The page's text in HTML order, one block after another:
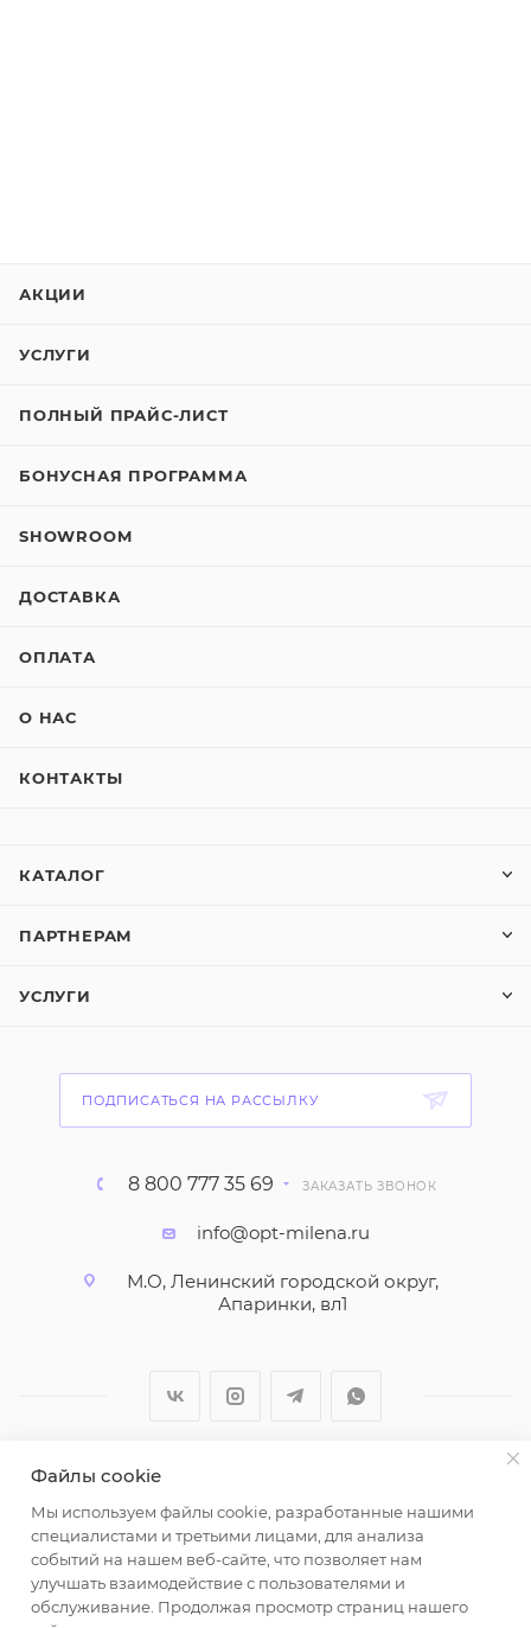
АКЦИИ
УСЛУГИ
ПОЛНЫЙ ПРАЙС-ЛИСТ
БОНУСНАЯ ПРОГРАММА
SHOWROOM
ДОСТАВКА
ОПЛАТА
О НАС
КОНТАКТЫ
КАТАЛОГ
ПАРТНЕРАМ
УСЛУГИ
ПОДПИСАТЬСЯ НА РАССЫЛКУ
8 800 777 35 69 ЗАКАЗАТЬ ЗВОНОК
info@opt-milena.ru
М.О, Ленинский городской округ,
Апаринки, вл1
2026 © ООО "Вайт Текстиль групп"
Любая информация на сайте носит справочный
характер и не является публичной офертой
определяемой положениями пункта 2 статьи 437
Гражданского кодекса Российской Федерации.
Файлы cookie
Мы используем файлы cookie, разработанные нашими
специалистами и третьими лицами, для анализа
событий на нашем веб-сайте, что позволяет нам
улучшать взаимодействие с пользователями и
обслуживание. Продолжая просмотр страниц нашего